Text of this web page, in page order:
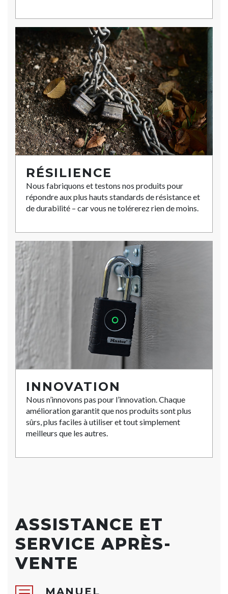
RÉSILIENCE
Nous fabriquons et testons nos produits pour
répondre aux plus hauts standards de résistance et
de durabilité – car vous ne tolérerez rien de moins.
INNOVATION
Nous n’innovons pas pour l’innovation. Chaque
amélioration garantit que nos produits sont plus
sûrs, plus faciles à utiliser et tout simplement
meilleurs que les autres.
ASSISTANCE ET
SERVICE APRÈS-
VENTE
MANUEL